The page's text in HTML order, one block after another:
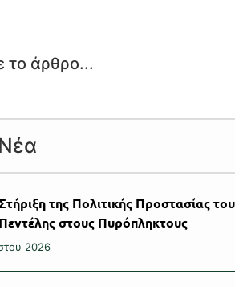
το άρθρο...
της Πολιτικής Προστασίας του
στους Πυρόπληκτους
2026